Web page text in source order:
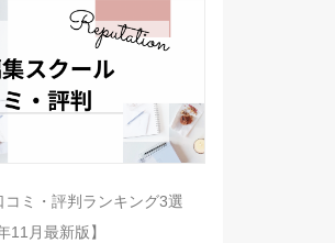
ミ・評判ランキング3選
11月最新版】